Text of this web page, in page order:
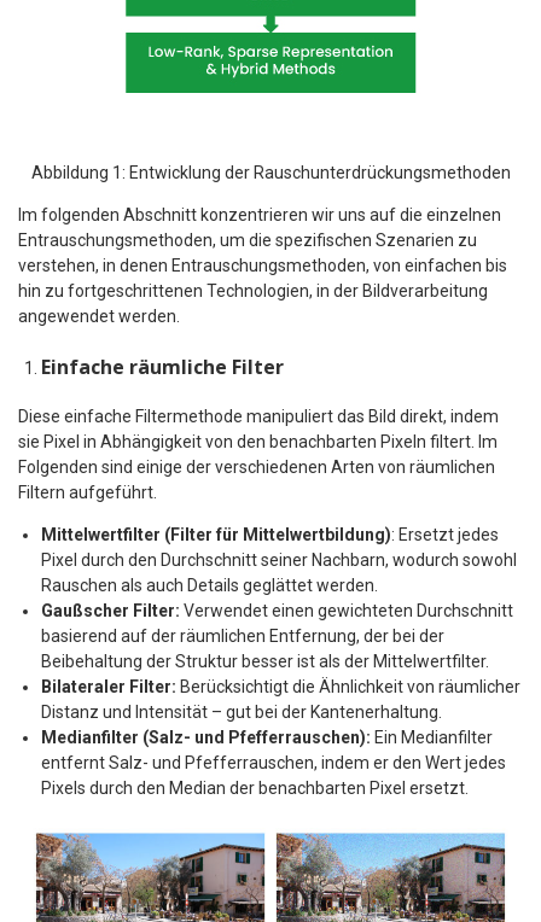
Abbildung 1: Entwicklung der Rauschunterdrückungsmethoden
Im folgenden Abschnitt konzentrieren wir uns auf die einzelnen
Entrauschungsmethoden, um die spezifischen Szenarien zu
verstehen, in denen Entrauschungsmethoden, von einfachen bis
hin zu fortgeschrittenen Technologien, in der Bildverarbeitung
angewendet werden.
Einfache räumliche Filter
Diese einfache Filtermethode manipuliert das Bild direkt, indem
sie Pixel in Abhängigkeit von den benachbarten Pixeln filtert. Im
Folgenden sind einige der verschiedenen Arten von räumlichen
Filtern aufgeführt.
Mittelwertfilter (Filter für Mittelwertbildung): Ersetzt jedes
Pixel durch den Durchschnitt seiner Nachbarn, wodurch sowohl
Rauschen als auch Details geglättet werden.
Gaußscher Filter: Verwendet einen gewichteten Durchschnitt
basierend auf der räumlichen Entfernung, der bei der
Beibehaltung der Struktur besser ist als der Mittelwertfilter.​
Bilateraler Filter: Berücksichtigt die Ähnlichkeit von räumlicher
Distanz und Intensität – gut bei der Kantenerhaltung.
Medianfilter (Salz- und Pfefferrauschen): Ein Medianfilter
entfernt Salz- und Pfefferrauschen, indem er den Wert jedes
Pixels durch den Median der benachbarten Pixel ersetzt.